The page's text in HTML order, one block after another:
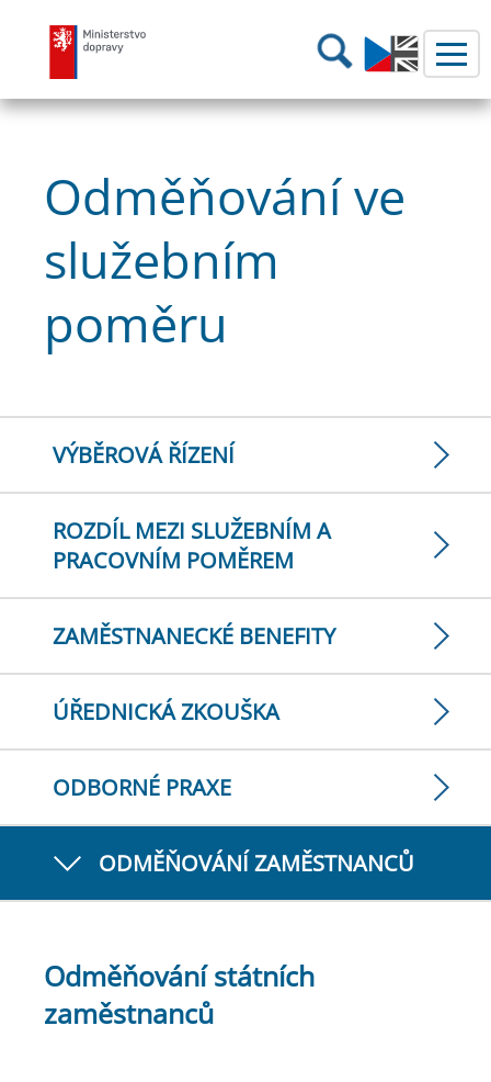
Ministerstvo dopravy Hledání
Odměňování ve
služebním
poměru
VÝBĚROVÁ ŘÍZENÍ
ROZDÍL MEZI SLUŽEBNÍM A
PRACOVNÍM POMĚREM
ZAMĚSTNANECKÉ BENEFITY
ÚŘEDNICKÁ ZKOUŠKA
ODBORNÉ PRAXE
ODMĚŇOVÁNÍ ZAMĚSTNANCŮ
Odměňování státních
zaměstnanců